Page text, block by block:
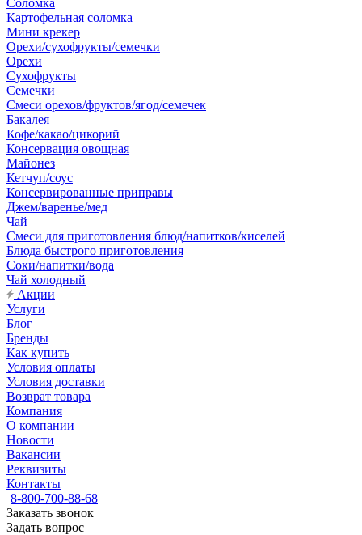
Соломка
Картофельная соломка
Мини крекер
Орехи/сухофрукты/семечки
Орехи
Сухофрукты
Семечки
Смеси орехов/фруктов/ягод/семечек
Бакалея
Кофе/какао/цикорий
Консервация овощная
Майонез
Кетчуп/соус
Консервированные приправы
Джем/варенье/мед
Чай
Смеси для приготовления блюд/напитков/киселей
Блюда быстрого приготовления
Соки/напитки/вода
Чай холодный
Акции
Услуги
Блог
Бренды
Как купить
Условия оплаты
Условия доставки
Возврат товара
Компания
О компании
Новости
Вакансии
Реквизиты
Контакты
8-800-700-88-68
Заказать звонок
Задать вопрос